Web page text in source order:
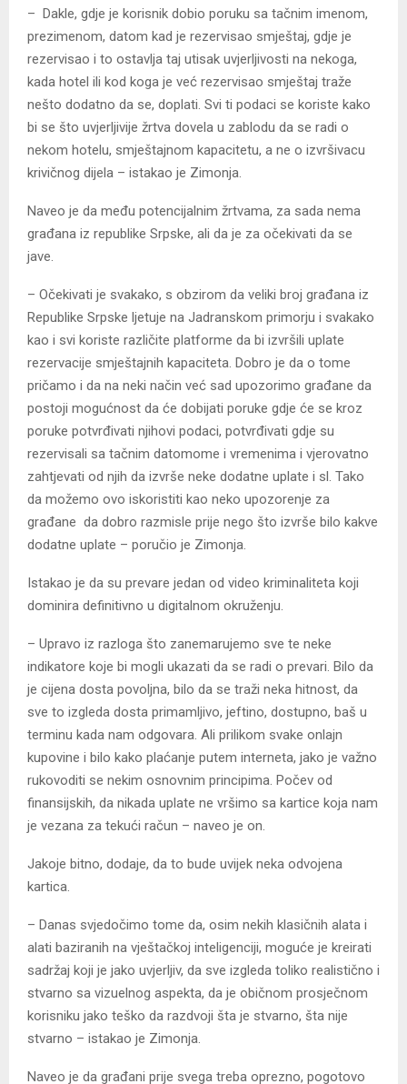
– Dakle, gdje je korisnik dobio poruku sa tačnim imenom,
prezimenom, datom kad je rezervisao smještaj, gdje je
rezervisao i to ostavlja taj utisak uvjerljivosti na nekoga,
kada hotel ili kod koga je već rezervisao smještaj traže
nešto dodatno da se, doplati. Svi ti podaci se koriste kako
bi se što uvjerljivije žrtva dovela u zablodu da se radi o
nekom hotelu, smještajnom kapacitetu, a ne o izvršivacu
krivičnog dijela – istakao je Zimonja.
Naveo je da među potencijalnim žrtvama, za sada nema
građana iz republike Srpske, ali da je za očekivati da se
jave.
– Očekivati je svakako, s obzirom da veliki broj građana iz
Republike Srpske ljetuje na Јadranskom primorju i svakako
kao i svi koriste različite platforme da bi izvršili uplate
rezervacije smještajnih kapaciteta. Dobro je da o tome
pričamo i da na neki način već sad upozorimo građane da
postoji mogućnost da će dobijati poruke gdje će se kroz
poruke potvrđivati njihovi podaci, potvrđivati gdje su
rezervisali sa tačnim datomome i vremenima i vjerovatno
zahtjevati od njih da izvrše neke dodatne uplate i sl. Tako
da možemo ovo iskoristiti kao neko upozorenje za
građane da dobro razmisle prije nego što izvrše bilo kakve
dodatne uplate – poručio je Zimonja.
Istakao je da su prevare jedan od video kriminaliteta koji
dominira definitivno u digitalnom okruženju.
– Upravo iz razloga što zanemarujemo sve te neke
indikatore koje bi mogli ukazati da se radi o prevari. Bilo da
je cijena dosta povoljna, bilo da se traži neka hitnost, da
sve to izgleda dosta primamljivo, jeftino, dostupno, baš u
terminu kada nam odgovara. Ali prilikom svake onlajn
kupovine i bilo kako plaćanje putem interneta, jako je važno
rukovoditi se nekim osnovnim principima. Počev od
finansijskih, da nikada uplate ne vršimo sa kartice koja nam
je vezana za tekući račun – naveo je on.
Јakoje bitno, dodaje, da to bude uvijek neka odvojena
kartica.
– Danas svjedočimo tome da, osim nekih klasičnih alata i
alati baziranih na vještačkoj inteligenciji, moguće je kreirati
sadržaj koji je jako uvjerljiv, da sve izgleda toliko realistično i
stvarno sa vizuelnog aspekta, da je običnom prosječnom
korisniku jako teško da razdvoji šta je stvarno, šta nije
stvarno – istakao je Zimonja.
Naveo je da građani prije svega treba oprezno, pogotovo